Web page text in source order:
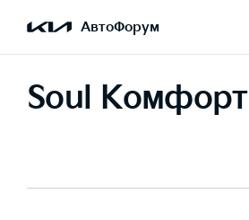
АвтоФорум
Soul Комфорт